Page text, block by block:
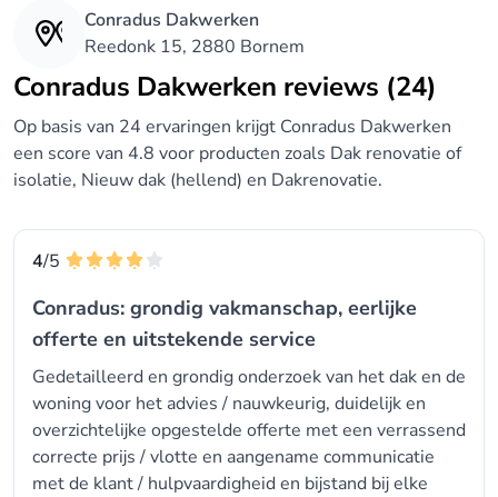
Stap 5: Na-Nursing
Eindbeoordeling en Tevredenheid
• Eindbezoek: Na de uitvoering van de werken komt
onze adviseur opnieuw langs.
• Werkoverzicht: We overlopen samen de
• Nazorg: We zorgen ervoor dat alles perfect naar
uw tevredenheid is en beantwoorden eventuele
resterende vragen of zorgen. Na voltooiing van de
werkzaamheden ontvangt u van ons een
premieaanvraag kunt indienen.
Wij streven ernaar om uw dakrenovatie zo soepel
en transparant mogelijk te laten verlopen, met een
Conradus Dakwerken
Reedonk 15, 2880 Bornem
Conradus Dakwerken reviews (24)
Op basis van 24 ervaringen krijgt Conradus Dakwerken
een score van 4.8 voor producten zoals Dak renovatie of
isolatie, Nieuw dak (hellend) en Dakrenovatie.
4/5
Conradus: grondig vakmanschap, eerlijke
offerte en uitstekende service
Gedetailleerd en grondig onderzoek van het dak en de
woning voor het advies / nauwkeurig, duidelijk en
overzichtelijke opgestelde offerte met een verrassend
correcte prijs / vlotte en aangename communicatie
met de klant / hulpvaardigheid en bijstand bij elke